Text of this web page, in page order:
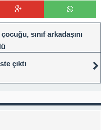
sınıf arkadaşını
çıktı